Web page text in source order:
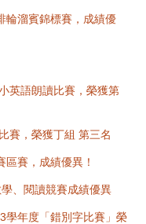
輪溜賓錦標賽，成績優
英語朗讀比賽，榮獲第
賽，榮獲丁組 第三名
賽，成績優異！
、閱讀競賽成績優異
學年度「錯別字比賽」榮